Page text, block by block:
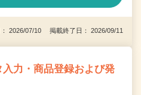
2026/07/10 掲載終了日： 2026/09/11
力・商品登録および発